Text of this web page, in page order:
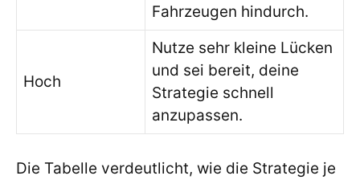
Fahrzeugen hindurch.
Hoch
Nutze sehr kleine Lücken
und sei bereit, deine
Strategie schnell
anzupassen.
Die Tabelle verdeutlicht, wie die Strategie je